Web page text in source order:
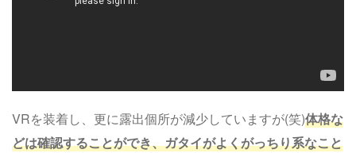
VRを装着し、更に露出個所が減少していますが(笑)体格な
どは確認することができ、ガタイがよくがっちり系なこと